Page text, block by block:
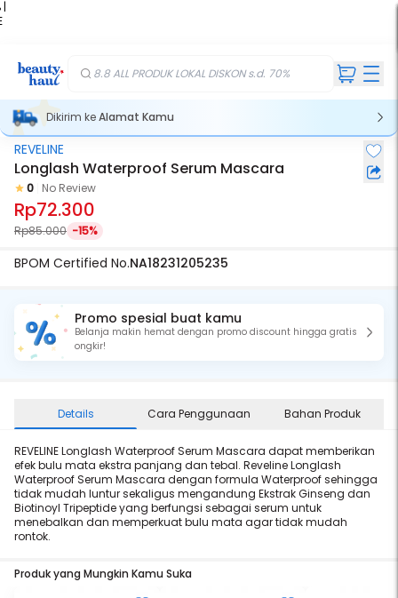
|
8.8 ALL PRODUK LOKAL DISKON s.d. 70%
Dikirim keAlamat Kamu
REVELINE
Longlash Waterproof Serum Mascara
0 No Review
Rp72.300
Rp85.000 -15%
BPOM Certified No.NA18231205235
Promo spesial buat kamu
Belanja makin hemat dengan promo discount hingga gratis
ongkir!
Details Cara Penggunaan Bahan Produk
REVELINE Longlash Waterproof Serum Mascara dapat memberikan
efek bulu mata ekstra panjang dan tebal. Reveline Longlash
Waterproof Serum Mascara dengan formula Waterproof sehingga
tidak mudah luntur sekaligus mengandung Ekstrak Ginseng dan
Biotinoyl Tripeptide yang berfungsi sebagai serum untuk
menebalkan dan memperkuat bulu mata agar tidak mudah
rontok.
Produk yang Mungkin Kamu Suka